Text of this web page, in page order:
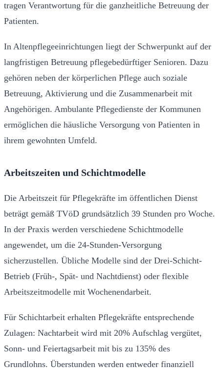
tragen Verantwortung für die ganzheitliche Betreuung der
Patienten.
In Altenpflegeeinrichtungen liegt der Schwerpunkt auf der
langfristigen Betreuung pflegebedürftiger Senioren. Dazu
gehören neben der körperlichen Pflege auch soziale
Betreuung, Aktivierung und die Zusammenarbeit mit
Angehörigen. Ambulante Pflegedienste der Kommunen
ermöglichen die häusliche Versorgung von Patienten in
ihrem gewohnten Umfeld.
Arbeitszeiten und Schichtmodelle
Die Arbeitszeit für Pflegekräfte im öffentlichen Dienst
beträgt gemäß TVöD grundsätzlich 39 Stunden pro Woche.
In der Praxis werden verschiedene Schichtmodelle
angewendet, um die 24-Stunden-Versorgung
sicherzustellen. Übliche Modelle sind der Drei-Schicht-
Betrieb (Früh-, Spät- und Nachtdienst) oder flexible
Arbeitszeitmodelle mit Wochenendarbeit.
Für Schichtarbeit erhalten Pflegekräfte entsprechende
Zulagen: Nachtarbeit wird mit 20% Aufschlag vergütet,
Sonn- und Feiertagsarbeit mit bis zu 135% des
Grundlohns. Überstunden werden entweder finanziell